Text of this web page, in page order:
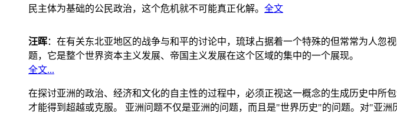
民主体为基础的公民政治，这个危机就不可能真正化解。 全文
汪晖：在有关东北亚地区的战争与和平的讨论中，琉球占据着一个特殊的但常常为人忽
题，它是整个世界资本主义发展、帝国主义发展在这个区域的集中的一个展现。
全文...
在探讨亚洲的政治、经济和文化的自主性的过程中，必须正视这一概念的生成历史中所
才能得到超越或克服。 亚洲问题不仅是亚洲的问题，而且是"世界历史"的问题。对"亚